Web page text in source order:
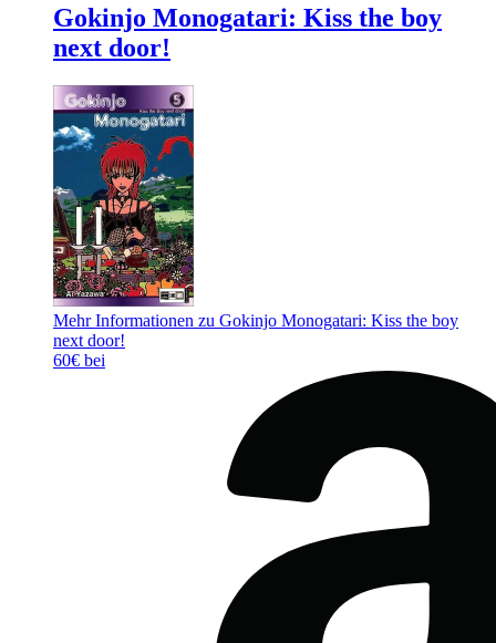
Gokinjo Monogatari: Kiss the boy
next door!
Mehr Informationen zu Gokinjo Monogatari: Kiss the boy
next door!
60€ bei